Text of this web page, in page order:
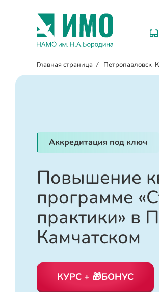
Главная страница / Петропавловск-
Аккредитация под ключ
Повышение
программе
практики» в
Камчатском
КУРС + 🎁БОНУС